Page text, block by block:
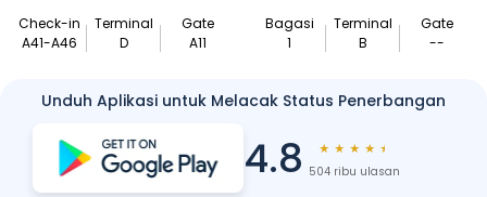
Check-in
A41-A46
Terminal
D
Gate
A11
Bagasi
1
Terminal
B
Gate
--
Unduh Aplikasi untuk Melacak Status Penerbangan
4.8 ★ ★ ★ ★ ★
504 ribu ulasan